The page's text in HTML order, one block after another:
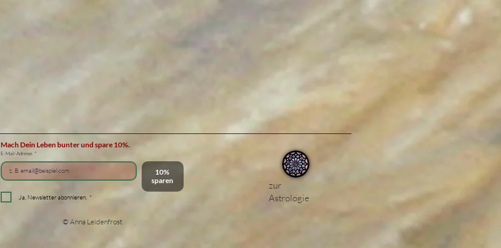
Mach Dein Leben bunter und spare 10%.
E-Mail-Adresse *
10%
sparen
Ja, Newsletter abonnieren. *
© Anna Leidenfrost
zur
Astrologie